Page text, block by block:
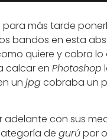
para más tarde
bandos en esta
quiere y cobra lo
calcar en Photoshop
un jpgcobraba un
con sus
de gurúpor